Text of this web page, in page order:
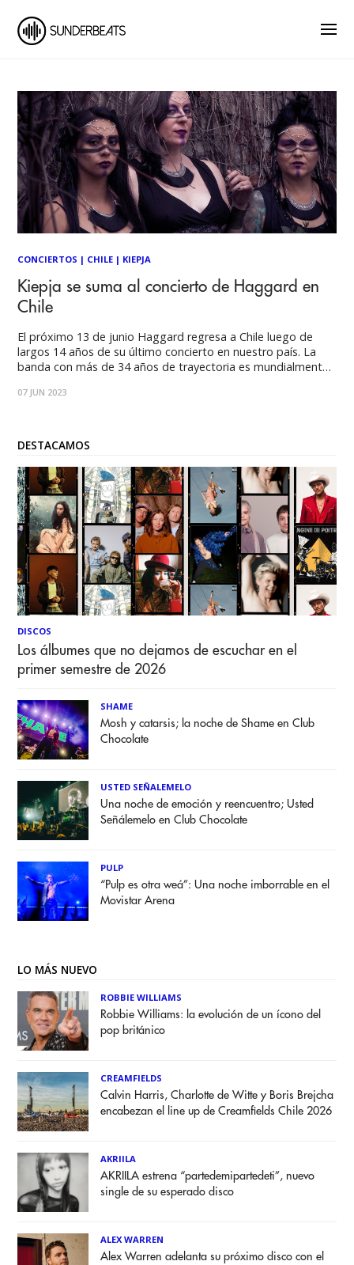
CONCIERTOS | CHILE | KIEPJA
Kiepja se suma al concierto de Haggard en
Chile
El próximo 13 de junio Haggard regresa a Chile luego de
largos 14 años de su último concierto en nuestro país. La
banda con más de 34 años de trayectoria es mundialmente
medieval y el metal, reconocida como una de las
07 JUN 2023
DESTACAMOS
DISCOS
Los álbumes que no dejamos de escuchar en el
primer semestre de 2026
SHAME
Mosh y catarsis; la noche de Shame en Club
Chocolate
USTED SEÑALEMELO
Una noche de emoción y reencuentro; Usted
Señálemelo en Club Chocolate
PULP
“Pulp es otra weá”: Una noche imborrable en el
Movistar Arena
LO MÁS NUEVO
ROBBIE WILLIAMS
Robbie Williams: la evolución de un ícono del
pop británico
CREAMFIELDS
Calvin Harris, Charlotte de Witte y Boris Brejcha
encabezan el line up de Creamfields Chile 2026
AKRIILA
AKRIILA estrena “partedemipartedeti”, nuevo
single de su esperado disco
ALEX WARREN
Alex Warren adelanta su próximo disco con el